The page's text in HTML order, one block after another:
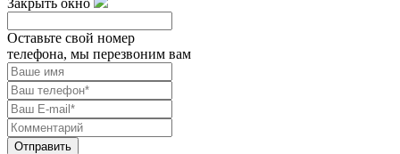
Оставьте свой номер
телефона, мы перезвоним вам
Отправить